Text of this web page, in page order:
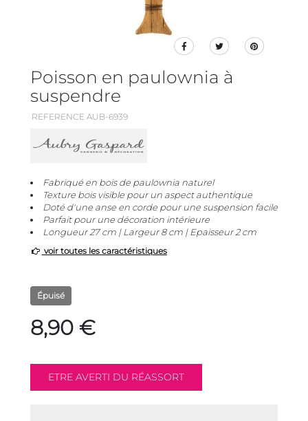
Poisson en paulownia à
suspendre
REFERENCE AUB-6939
Fabriqué en bois de paulownia naturel
Texture bois visible pour un aspect authentique
Doté d'une anse en corde pour une suspension facile
Parfait pour une décoration intérieure
Longueur 27 cm | Largeur 8 cm | Epaisseur 2 cm
voir toutes les caractéristiques
Épuisé
8,90 €